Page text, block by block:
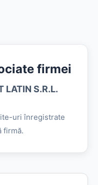
firmei
LATIN S.R.L.
uri înregistrate
firmă.